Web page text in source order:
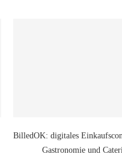
BilledOK: digitales
Gastronomie und